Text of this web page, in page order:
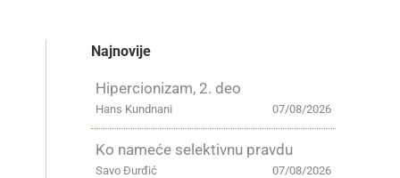
Najnovije
Hipercionizam, 2. deo
07/08/2026
Hans Kundnani
Ko nameće selektivnu pravdu
07/08/2026
Savo Đurđić